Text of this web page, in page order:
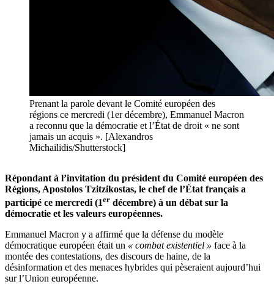
Prenant la parole devant le Comité européen des
régions ce mercredi (1er décembre), Emmanuel Macron
a reconnu que la démocratie et l’État de droit « ne sont
jamais un acquis ». [Alexandros
Michailidis/Shutterstock]
Répondant à l’invitation du président du Comité européen des
Régions, Apostolos Tzitzikostas, le chef de l’État français a
participé ce mercredi (1er décembre) à un débat sur la
démocratie et les valeurs européennes.
Emmanuel Macron y a affirmé que la défense du modèle
démocratique européen était un « combat existentiel » face à la
montée des contestations, des discours de haine, de la
désinformation et des menaces hybrides qui pèseraient aujourd’hui
sur l’Union européenne.